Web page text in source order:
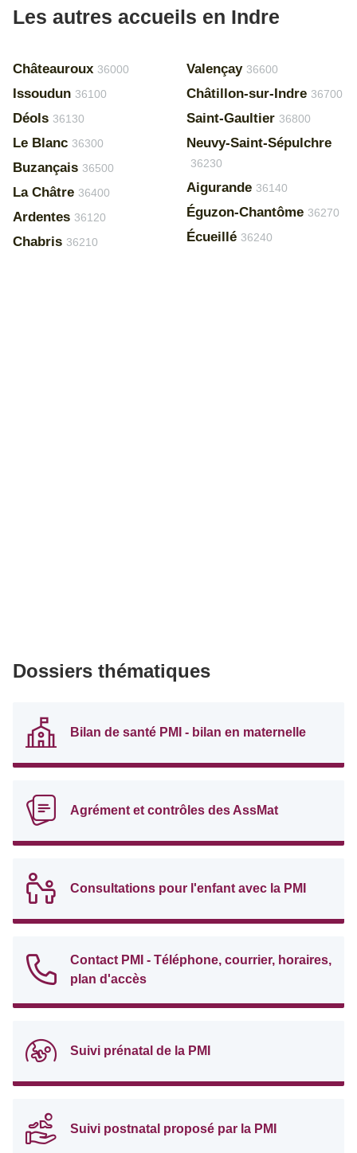
Les autres accueils en Indre
Châteauroux 36000
Issoudun 36100
Déols 36130
Le Blanc 36300
Buzançais 36500
La Châtre 36400
Ardentes 36120
Chabris 36210
Valençay 36600
Châtillon-sur-Indre 36700
Saint-Gaultier 36800
Neuvy-Saint-Sépulchre
36230
Aigurande 36140
Éguzon-Chantôme 36270
Écueillé 36240
Dossiers thématiques
Bilan de santé PMI - bilan en maternelle
Agrément et contrôles des AssMat
Consultations pour l'enfant avec la PMI
Contact PMI - Téléphone, courrier, horaires,
plan d'accès
Suivi prénatal de la PMI
Suivi postnatal proposé par la PMI